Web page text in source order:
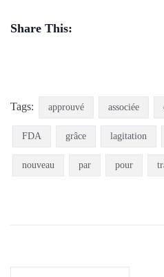
Share This:
Tags: approuvé associée
FDA grâce lagitation
nouveau par pour